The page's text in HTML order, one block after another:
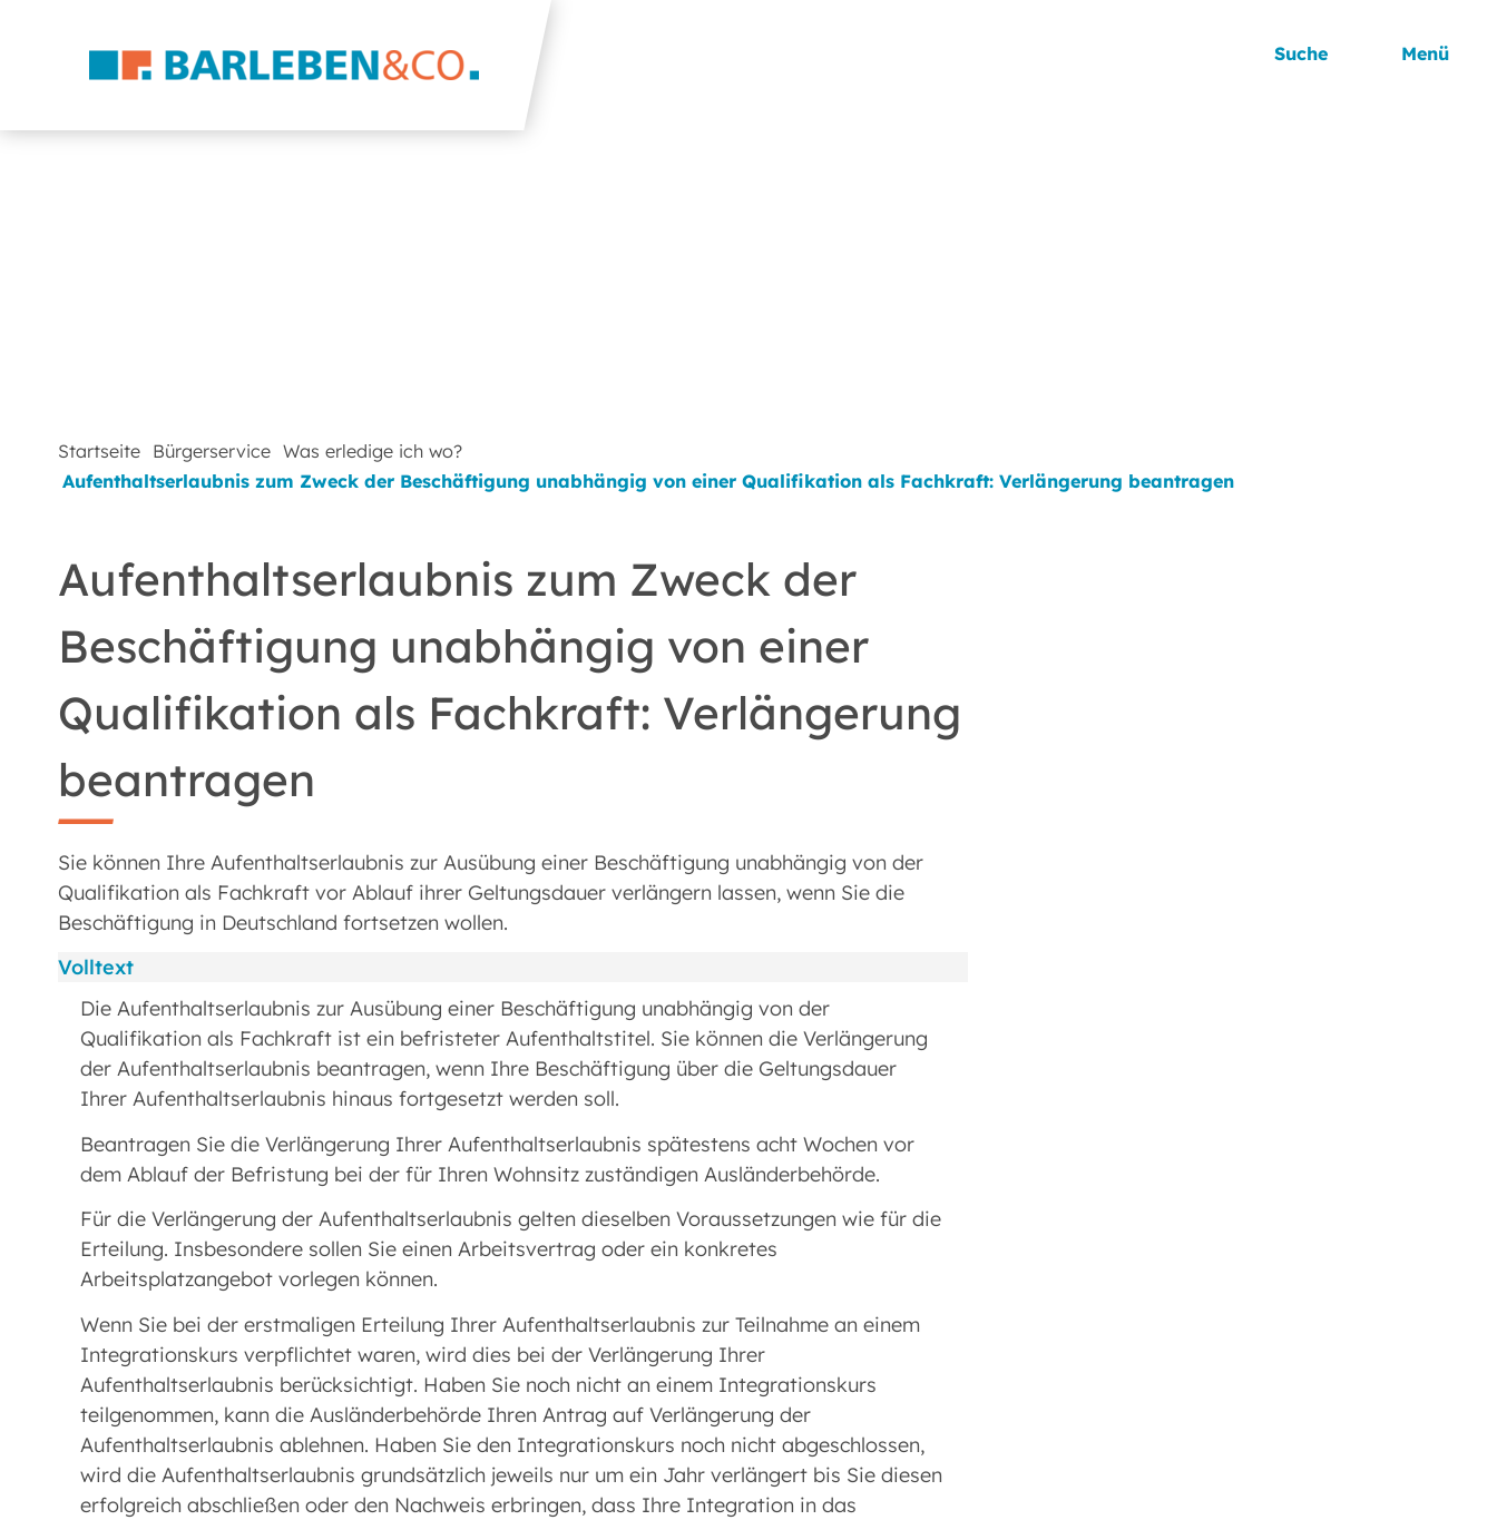
Suche Menü
Startseite Bürgerservice Was erledige ich wo?
Aufenthaltserlaubnis zum Zweck der Beschäftigung unabhängig von einer Qualifikation als Fachkraft: Verlängerung beantragen
Aufenthaltserlaubnis zum Zweck der
Beschäftigung unabhängig von einer
Qualifikation als Fachkraft: Verlängerung
beantragen
Sie können Ihre Aufenthaltserlaubnis zur Ausübung einer Beschäftigung unabhängig von der
Qualifikation als Fachkraft vor Ablauf ihrer Geltungsdauer verlängern lassen, wenn Sie die
Beschäftigung in Deutschland fortsetzen wollen.
Volltext
Die Aufenthaltserlaubnis zur Ausübung einer Beschäftigung unabhängig von der
Qualifikation als Fachkraft ist ein befristeter Aufenthaltstitel. Sie können die Verlängerung
der Aufenthaltserlaubnis beantragen, wenn Ihre Beschäftigung über die Geltungsdauer
Ihrer Aufenthaltserlaubnis hinaus fortgesetzt werden soll.
Beantragen Sie die Verlängerung Ihrer Aufenthaltserlaubnis spätestens acht Wochen vor
dem Ablauf der Befristung bei der für Ihren Wohnsitz zuständigen Ausländerbehörde.
Für die Verlängerung der Aufenthaltserlaubnis gelten dieselben Voraussetzungen wie für die
Erteilung. Insbesondere sollen Sie einen Arbeitsvertrag oder ein konkretes
Arbeitsplatzangebot vorlegen können.
Wenn Sie bei der erstmaligen Erteilung Ihrer Aufenthaltserlaubnis zur Teilnahme an einem
Integrationskurs verpflichtet waren, wird dies bei der Verlängerung Ihrer
Aufenthaltserlaubnis berücksichtigt. Haben Sie noch nicht an einem Integrationskurs
teilgenommen, kann die Ausländerbehörde Ihren Antrag auf Verlängerung der
Aufenthaltserlaubnis ablehnen. Haben Sie den Integrationskurs noch nicht abgeschlossen,
wird die Aufenthaltserlaubnis grundsätzlich jeweils nur um ein Jahr verlängert bis Sie diesen
erfolgreich abschließen oder den Nachweis erbringen, dass Ihre Integration in das